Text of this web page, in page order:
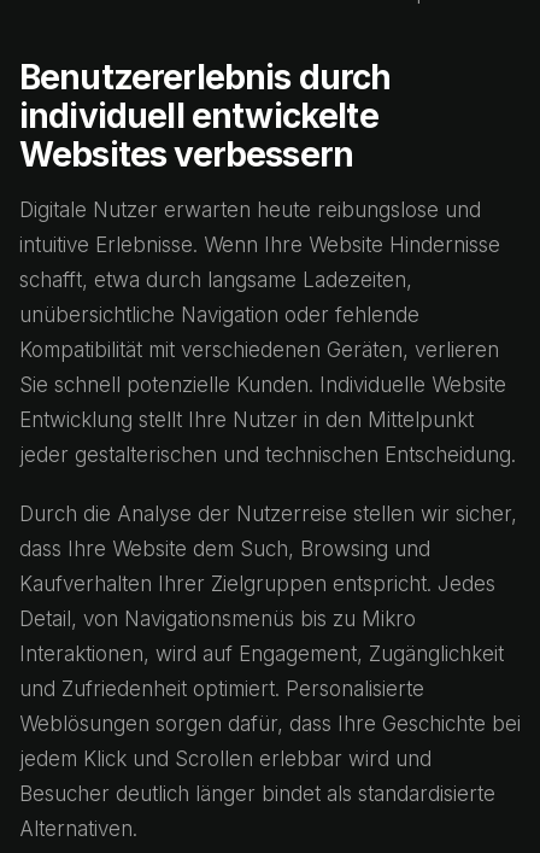
Benutzererlebnis durch
individuell entwickelte
Websites verbessern
Digitale Nutzer erwarten heute reibungslose und
intuitive Erlebnisse. Wenn Ihre Website Hindernisse
schafft, etwa durch langsame Ladezeiten,
unübersichtliche Navigation oder fehlende
Kompatibilität mit verschiedenen Geräten, verlieren
Sie schnell potenzielle Kunden. Individuelle Website
Entwicklung stellt Ihre Nutzer in den Mittelpunkt
jeder gestalterischen und technischen Entscheidung.
Durch die Analyse der Nutzerreise stellen wir sicher,
dass Ihre Website dem Such, Browsing und
Kaufverhalten Ihrer Zielgruppen entspricht. Jedes
Detail, von Navigationsmenüs bis zu Mikro
Interaktionen, wird auf Engagement, Zugänglichkeit
und Zufriedenheit optimiert. Personalisierte
Weblösungen sorgen dafür, dass Ihre Geschichte bei
jedem Klick und Scrollen erlebbar wird und
Besucher deutlich länger bindet als standardisierte
Alternativen.